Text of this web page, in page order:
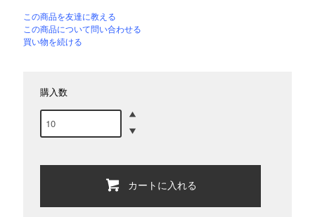
この商品を友達に教える
この商品について問い合わせる
買い物を続ける
購入数
カートに入れる